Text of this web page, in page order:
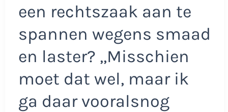
een rechtszaak aan te
spannen wegens smaad
en laster? ,,Misschien
moet dat wel, maar ik
ga daar vooralsnog